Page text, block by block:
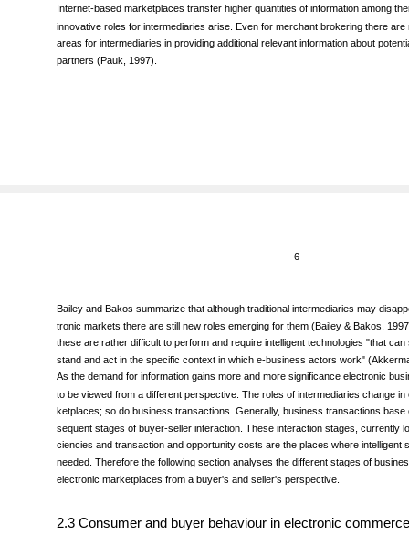
a further traditional role of intermediaries. However, Pauk (1997) is of the
Internet-based marketplaces transfer higher quantities of information among
innovative roles for intermediaries arise. Even for merchant brokering there are
areas for intermediaries in providing additional relevant information about
Bailey and Bakos summarize that although traditional intermediaries may
tronic markets there are still new roles emerging for them (Bailey & Bakos,
these are rather difficult to perform and require intelligent technologies "that
stand and act in the specific context in which e-business actors work"
As the demand for information gains more and more significance electronic
to be viewed from a different perspective: The roles of intermediaries change in
ketplaces; so do business transactions. Generally, business transactions base
sequent stages of buyer-seller interaction. These interaction stages, currently
ciencies and transaction and opportunity costs are the places where intelligent
needed. Therefore the following section analyses the different stages of